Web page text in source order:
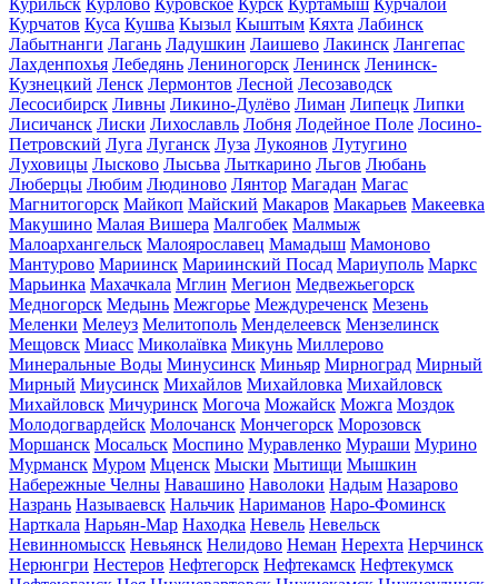
Курильск Курлово Куровское Курск Куртамыш Курчалой
Курчатов Куса Кушва Кызыл Кыштым Кяхта Лабинск
Лабытнанги Лагань Ладушкин Лаишево Лакинск Лангепас
Лахденпохья Лебедянь Лениногорск Ленинск Ленинск-
Кузнецкий Ленск Лермонтов Лесной Лесозаводск
Лесосибирск Ливны Ликино-Дулёво Лиман Липецк Липки
Лисичанск Лиски Лихославль Лобня Лодейное Поле Лосино-
Петровский Луга Луганск Луза Лукоянов Лутугино
Луховицы Лысково Лысьва Лыткарино Льгов Любань
Люберцы Любим Людиново Лянтор Магадан Магас
Магнитогорск Майкоп Майский Макаров Макарьев Макеевка
Макушино Малая Вишера Малгобек Малмыж
Малоархангельск Малоярославец Мамадыш Мамоново
Мантурово Мариинск Мариинский Посад Мариуполь Маркс
Марьинка Махачкала Мглин Мегион Медвежьегорск
Медногорск Медынь Межгорье Междуреченск Мезень
Меленки Мелеуз Мелитополь Менделеевск Мензелинск
Мещовск Миасс Миколаївка Микунь Миллерово
Минеральные Воды Минусинск Миньяр Мирноград Мирный
Мирный Миусинск Михайлов Михайловка Михайловск
Михайловск Мичуринск Могоча Можайск Можга Моздок
Молодогвардейск Молочанск Мончегорск Морозовск
Моршанск Мосальск Моспино Муравленко Мураши Мурино
Мурманск Муром Мценск Мыски Мытищи Мышкин
Набережные Челны Навашино Наволоки Надым Назарово
Назрань Называевск Нальчик Нариманов Наро-Фоминск
Нарткала Нарьян-Мар Находка Невель Невельск
Невинномысск Невьянск Нелидово Неман Нерехта Нерчинск
Нерюнгри Нестеров Нефтегорск Нефтекамск Нефтекумск